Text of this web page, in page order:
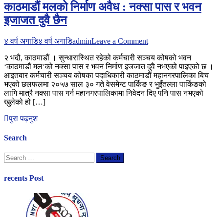
काठमाडौं मलको निर्माण अवैध : नक्सा पास र भवन
इजाजत दुवै छैन
४ वर्ष अगाडि४ वर्ष अगाडिadminLeave a Commenton
मलको
निर्माण
अवैध
:
नक्सा
२ भदौ, काठमाडौं । सुन्धारास्थित रहेको कर्मचारी सञ्चय कोषको भवन
‘काठमाडौं मल’को नक्सा पास र भवन निर्माण इजजात दुवै नभएको पाइएको छ ।
आइतबार कर्मचारी सञ्चय कोषका पदाधिकारी काठमाडौं महानगरपालिका बिच
भएको छलफलमा २०५७ साल ३० गते वेसमेन्ट पार्किङ र भुइँतल्ला पार्किङको
लागि मात्रै नक्सा पास गर्न महानगरपालिकामा निवेदन दिए पनि पास नभएको
खुलेको हो […]
पुरा पढ़नुश
Search
Search
for:
recents Post